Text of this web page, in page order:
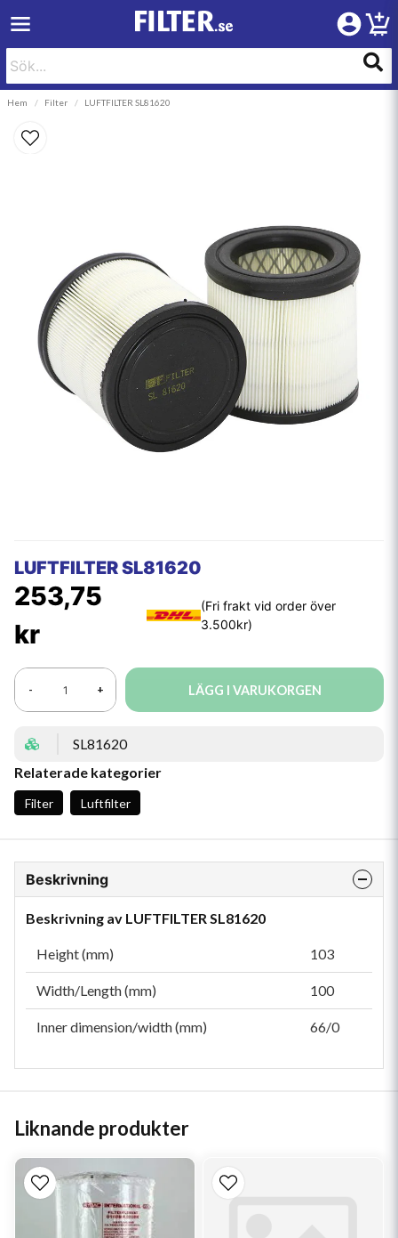
Hem Filter LUFTFILTER SL81620
LUFTFILTER SL81620
253,75
kr
- + LÄGG I VARUKORGEN
SL81620
Relaterade kategorier
Filter Luftfilter
Beskrivning
Beskrivning av LUFTFILTER SL81620
Height (mm) 103
Width/Length (mm) 100
Inner dimension/width (mm) 66/0
Liknande produkter